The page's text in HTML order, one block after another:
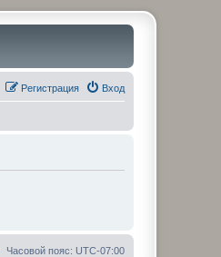
Вход
Регистрация
Часовой пояс: UTC-07:00